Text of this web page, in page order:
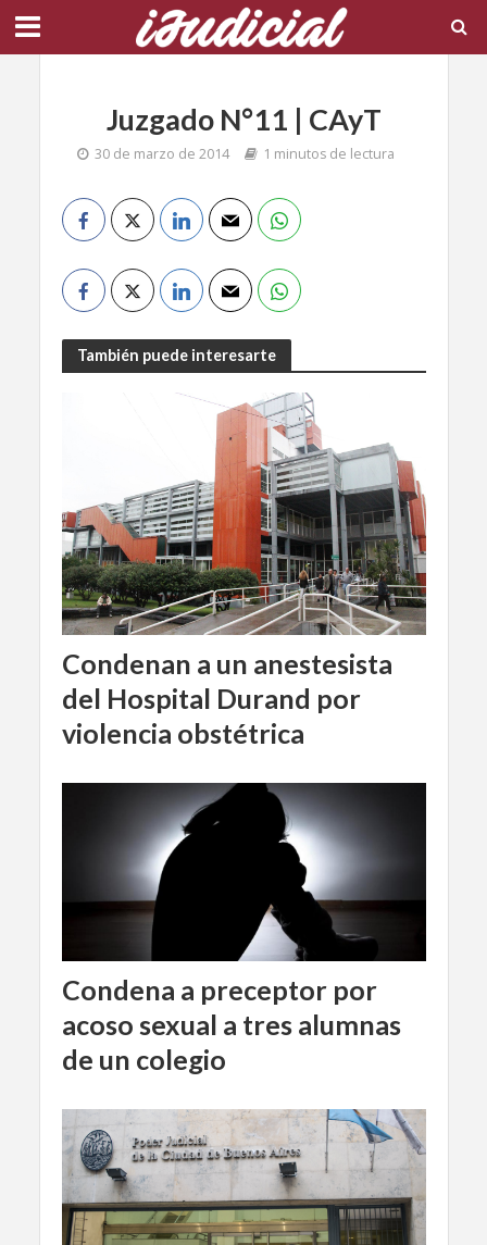
Juzgado N°11 | CAyT
30 de marzo de 2014 1 minutos de lectura
También puede interesarte
Condenan a un anestesista
del Hospital Durand por
violencia obstétrica
Condena a preceptor por
acoso sexual a tres alumnas
de un colegio